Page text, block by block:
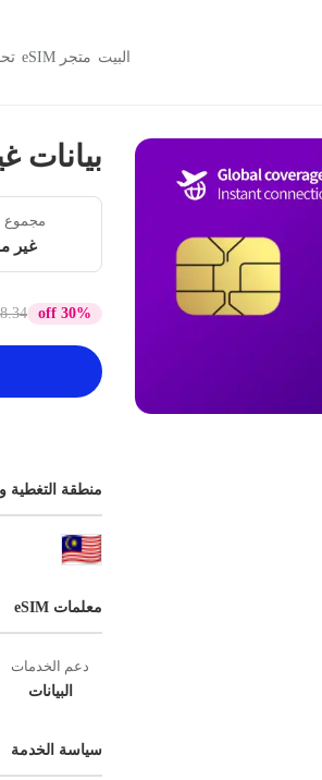
البيت متجر eSIM
بيانات غير محدودة -
مجموع
غير
30% off
USD
منطقة التغطية
معلمات eSIM
دعم الخدمات
البيانات
سياسة الخدمة